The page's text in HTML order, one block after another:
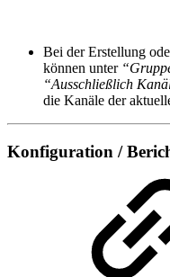
Bei der Erstellung
können unter
“Ausschließlich
die Kanäle der
Konfiguration /